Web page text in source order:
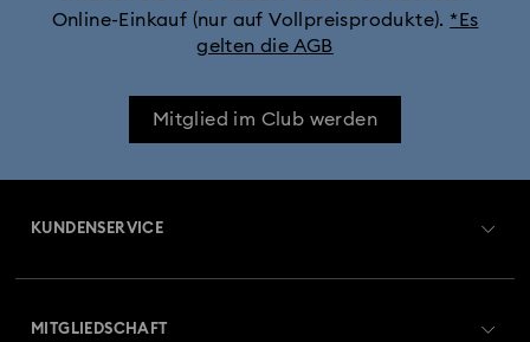
Online-Einkauf (nur auf Vollpreisprodukte). *Es
gelten die AGB
Mitglied im Club werden
KUNDENSERVICE
MITGLIEDSCHAFT